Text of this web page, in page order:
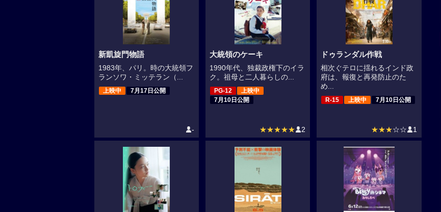
新凱旋門物語
1983年、パリ。時の大統領フ
ランソワ・ミッテラン（...
上映中 7月17日公開
-
大統領のケーキ
1990年代、独裁政権下のイラ
ク。祖母と二人暮らしの...
PG-12
上映中
7月10日公開
★★★★★ 2
ドゥランダル作戦
相次ぐテロに揺れるインド政
府は、報復と再発防止のた
め...
R-15 上映中 7月10日公開
★★★☆☆ 1